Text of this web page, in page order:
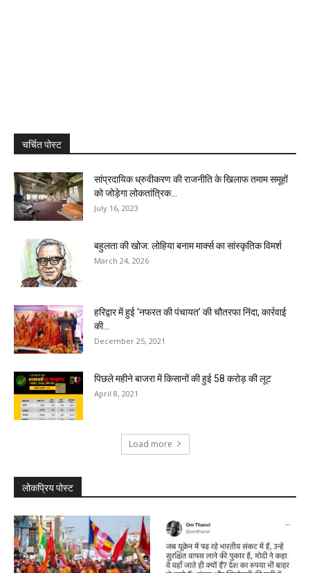
चर्चित पोस्ट
सांप्रदायिक ध्रुवीकरण की राजनीति के खिलाफ तमाम समूहों
को जोड़ेगा लोकतांत्रिक...
July 16, 2023
बहुलता की खोज: लोहिया बनाम मार्क्स का सांस्कृतिक विमर्श
March 24, 2026
हरिद्वार में हुई ‘नफरत की पंचायत’ की चौतरफा निंदा, कार्रवाई
की...
December 25, 2021
पिछले महीने बाजरा में किसानों की हुई 58 करोड़ की लूट
April 8, 2021
Load more
लोकप्रिय पोस्ट